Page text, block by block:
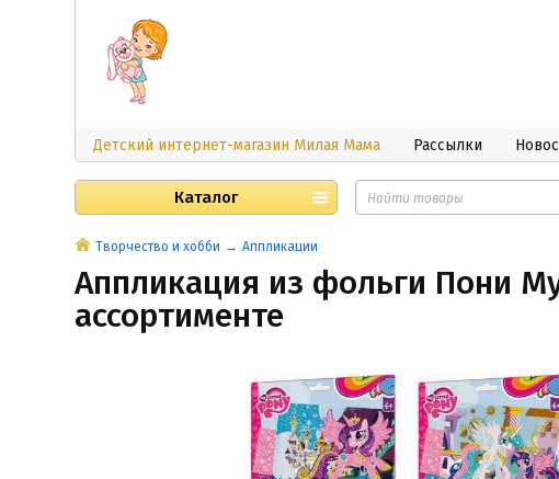
Детский интернет-магазин Милая Мама Рассылки
Каталог
Творчество и хобби Аппликации
Аппликация из фольги Пони
ассортименте